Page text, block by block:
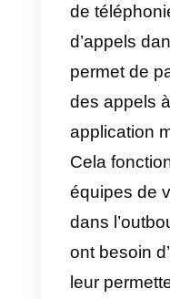
produits
marché.
En
outil
de
avec